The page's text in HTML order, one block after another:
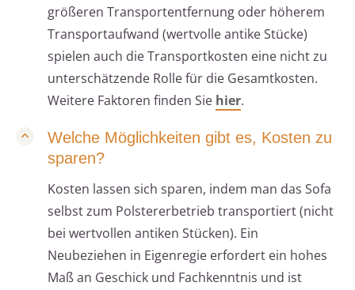
größeren Transportentfernung oder höherem
Transportaufwand (wertvolle antike Stücke)
spielen auch die Transportkosten eine nicht zu
unterschätzende Rolle für die Gesamtkosten.
Weitere Faktoren finden Sie hier.
Welche Möglichkeiten gibt es, Kosten zu
sparen?
Kosten lassen sich sparen, indem man das Sofa
selbst zum Polstererbetrieb transportiert (nicht
bei wertvollen antiken Stücken). Ein
Neubeziehen in Eigenregie erfordert ein hohes
Maß an Geschick und Fachkenntnis und ist